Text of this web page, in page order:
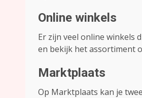
Online winkels
Er zijn veel online winkels
en bekijk het assortiment
Marktplaats
Op Marktplaats kan je